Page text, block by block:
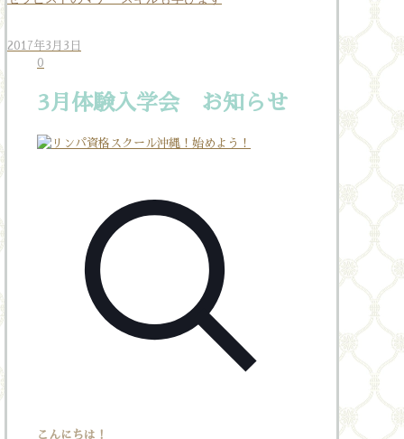
2017年3月3日
0
3月体験入学会 お知らせ
こんにちは！